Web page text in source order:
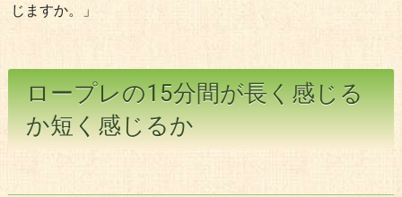
じますか。」
ロープレの15分間が長く感じる
か短く感じるか